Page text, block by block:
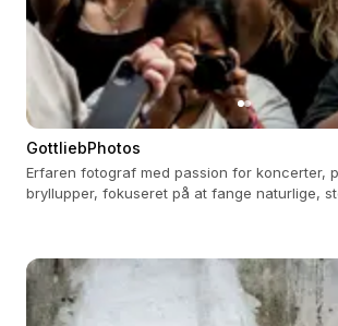
GottliebPhotos
Erfaren fotograf med passion for koncerter,
bryllupper, fokuseret på at fange naturlige,